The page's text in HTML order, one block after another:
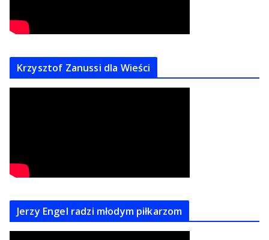
Krzysztof Zanussi dla Wieści
Jerzy Engel radzi młodym piłkarzom